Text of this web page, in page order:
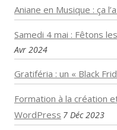
Aniane en Musique : ça
Samedi 4 mai : Fêtons
Avr 2024
Gratiféria : un « Black
Formation à la création
WordPress 7 Déc 2023